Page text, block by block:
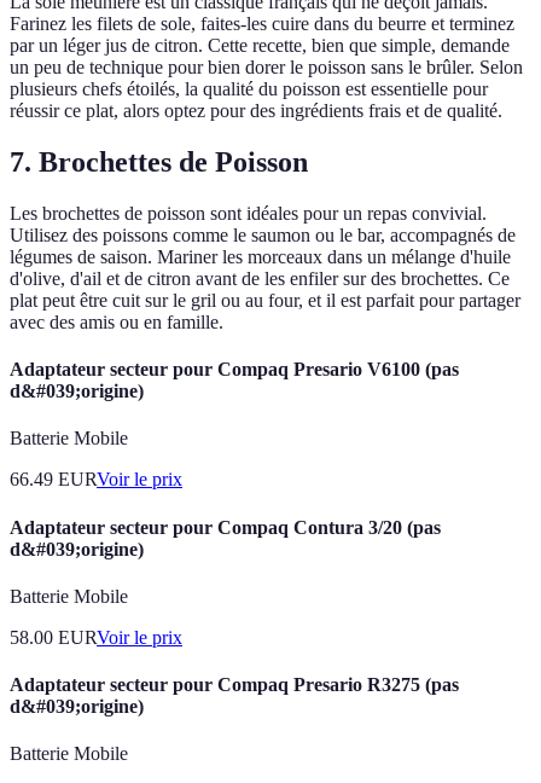
Farinez les filets de sole, faites-les cuire dans du beurre et terminez
par un léger jus de citron. Cette recette, bien que simple, demande
un peu de technique pour bien dorer le poisson sans le brûler. Selon
plusieurs chefs étoilés, la qualité du poisson est essentielle pour
réussir ce plat, alors optez pour des ingrédients frais et de qualité.
7. Brochettes de Poisson
Les brochettes de poisson sont idéales pour un repas convivial.
Utilisez des poissons comme le saumon ou le bar, accompagnés de
légumes de saison. Mariner les morceaux dans un mélange d'huile
d'olive, d'ail et de citron avant de les enfiler sur des brochettes. Ce
plat peut être cuit sur le gril ou au four, et il est parfait pour partager
avec des amis ou en famille.
Adaptateur secteur pour Compaq Presario V6100 (pas
d&#039;origine)
Batterie Mobile
66.49 EURVoir le prix
Adaptateur secteur pour Compaq Contura 3/20 (pas
d&#039;origine)
Batterie Mobile
58.00 EURVoir le prix
Adaptateur secteur pour Compaq Presario R3275 (pas
d&#039;origine)
Batterie Mobile